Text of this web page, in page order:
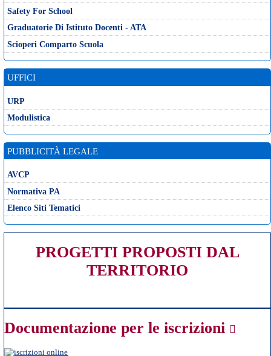
Safety For School
Graduatorie Di Istituto Docenti - ATA
Scioperi Comparto Scuola
UFFICI
URP
Modulistica
PUBBLICITÀ LEGALE
AVCP
Normativa PA
Elenco Siti Tematici
PROGETTI PROPOSTI DAL
TERRITORIO
Documentazione per le iscrizioni